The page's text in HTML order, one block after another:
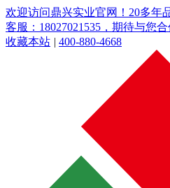
欢迎访问鼎兴实业官网！20多年
客服：18027021535，期待与您合
收藏本站 | 400-880-4668